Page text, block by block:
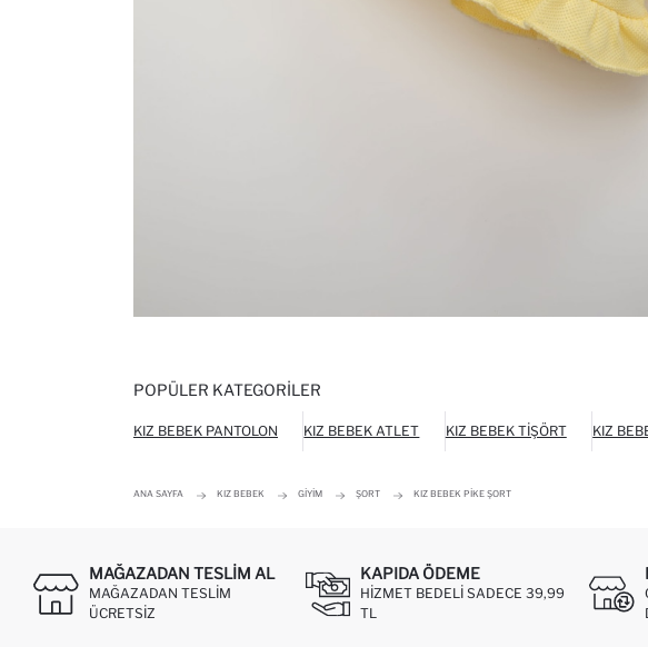
POPÜLER KATEGORILER
KIZ BEBEK PANTOLON KIZ BEBEK ATLET KIZ BEBEK TIŞÖRT KIZ
ANA SAYFA KIZ BEBEK GIYIM ŞORT KIZ BEBEK PIKE ŞORT
MAĞAZADAN TESLIM AL
MAĞAZADAN TESLIM
ÜCRETSIZ
KAPIDA ÖDEME
HIZMET BEDELI SADECE 39,99
TL